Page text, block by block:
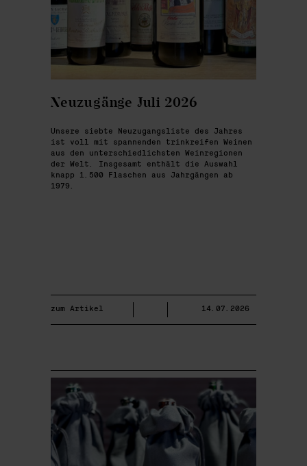
Neuzugänge Juli 2026
Unsere siebte Neuzugangsliste des Jahres
ist voll mit spannenden trinkreifen Weinen
aus den unterschiedlichsten Weinregionen
der Welt. Insgesamt enthält die Auswahl
knapp 1.500 Flaschen aus Jahrgängen ab
1979.
zum Artikel 14.07.2026